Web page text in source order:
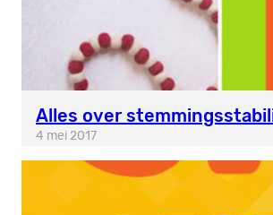
Alles over
4 mei 2017